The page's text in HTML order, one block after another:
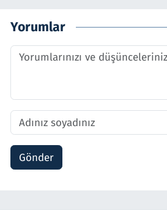
Yorumlar
Gönder